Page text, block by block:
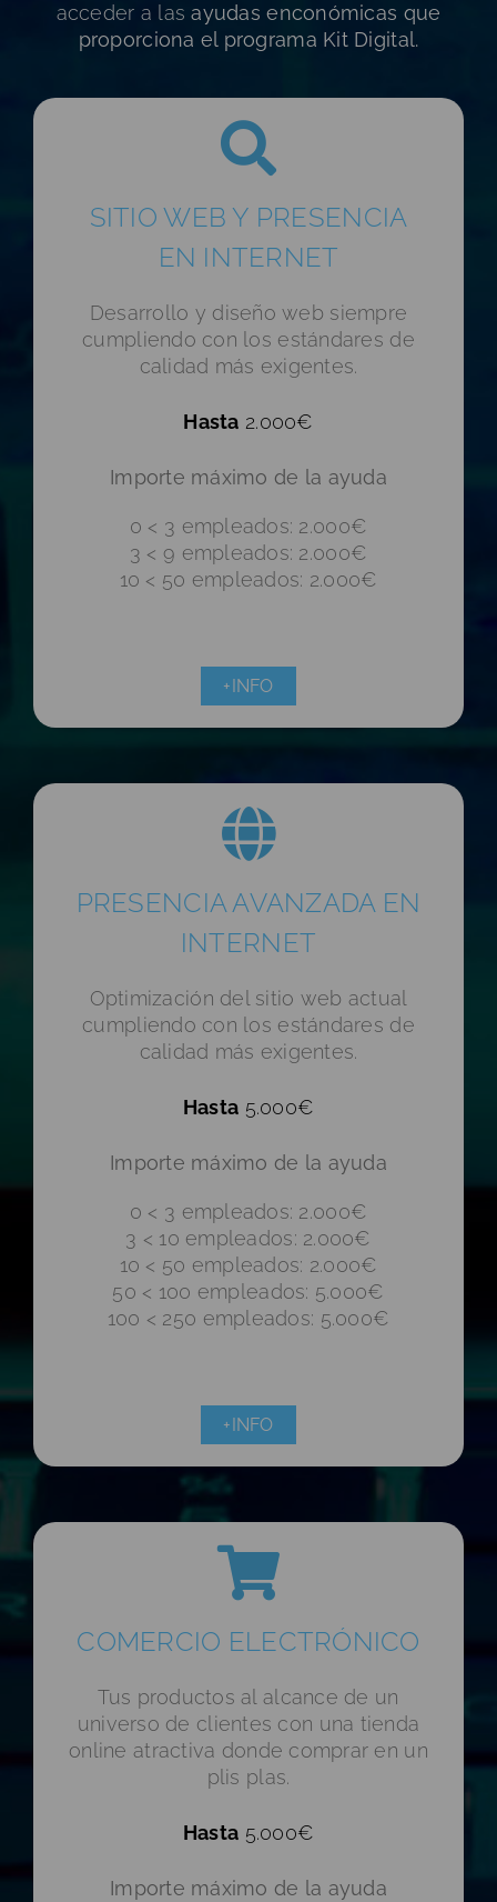
acceder a lasayudas enconómicas que
proporciona el programa Kit Digital.
SITIO WEB Y PRESENCIA
EN INTERNET
Desarrollo y diseño web siempre
cumpliendo con los estándares de
calidad más exigentes.
Hasta 2.000€
Importe máximo de la ayuda
0 < 3 empleados: 2.000€
3 < 9 empleados: 2.000€
10 < 50 empleados: 2.000€
+INFO
PRESENCIA AVANZADA EN
INTERNET
Optimización del sitio web actual
cumpliendo con los estándares de
calidad más exigentes.
Hasta 5.000€
Importe máximo de la ayuda
0 < 3 empleados: 2.000€
3 < 10 empleados: 2.000€
10 < 50 empleados: 2.000€
50 < 100 empleados: 5.000€
100 < 250 empleados: 5.000€
+INFO
COMERCIO ELECTRÓNICO
Tus productos al alcance de un
universo de clientes con una tienda
online atractiva donde comprar en un
plis plas.
Hasta 5.000€
Importe máximo de la ayuda